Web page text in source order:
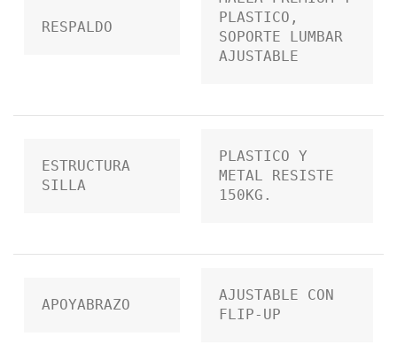
RESPALDO
PLASTICO,
SOPORTE LUMBAR
AJUSTABLE
ESTRUCTURA
SILLA
PLASTICO Y
METAL RESISTE
150KG.
APOYABRAZO
AJUSTABLE CON
FLIP-UP